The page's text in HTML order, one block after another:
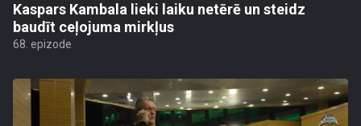
Kaspars Kambala lieki laiku netērē un steidz
baudīt ceļojuma mirkļus
68. epizode